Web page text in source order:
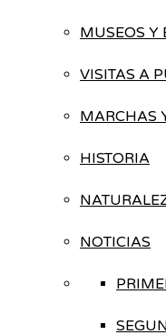
MUSEOS Y
VISITAS A
MARCHAS
HISTORIA
NOTICIAS